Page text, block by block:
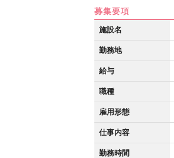
募集要項
施設名
勤務地
給与
職種
雇用形態
仕事内容
勤務時間